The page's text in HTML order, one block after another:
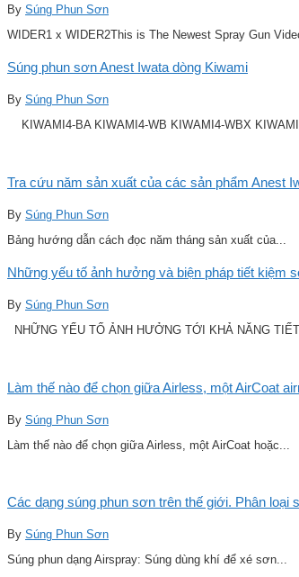
By Súng Phun Sơn
WIDER1 x WIDER2This is The Newest Spray Gun
Súng phun sơn Anest Iwata dòng Kiwami
By Súng Phun Sơn
KIWAMI4-BA KIWAMI4-WB KIWAMI4-WBX
Tra cứu năm sản xuất của các sản phẩm Anest
By Súng Phun Sơn
Bảng hướng dẫn cách đọc năm tháng sản xuất của...
Những yếu tố ảnh hưởng và biện pháp tiết kiệm
By Súng Phun Sơn
NHỮNG YẾU TỐ ẢNH HƯỞNG TỚI KHẢ NĂNG
Làm thế nào để chọn giữa Airless, một AirCoat
By Súng Phun Sơn
Làm thế nào để chọn giữa Airless, một AirCoat hoặc...
Các dạng súng phun sơn trên thế giới. Phân
By Súng Phun Sơn
Súng phun dạng Airspray: Súng dùng khí để xé sơn...